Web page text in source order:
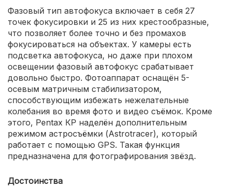
Фазовый тип автофокуса включает в себя 27
точек фокусировки и 25 из них крестообразные,
что позволяет более точно и без промахов
фокусироваться на объектах. У камеры есть
подсветка автофокуса, но даже при плохом
освещении фазовый автофокус срабатывает
довольно быстро. Фотоаппарат оснащён 5-
осевым матричным стабилизатором,
способствующим избежать нежелательные
колебания во время фото и видео съёмок. Кроме
этого, Pentax КР наделён дополнительным
режимом астросъёмки (Astrotracer), который
работает с помощью GPS. Такая функция
предназначена для фотографирования звёзд.
Достоинства